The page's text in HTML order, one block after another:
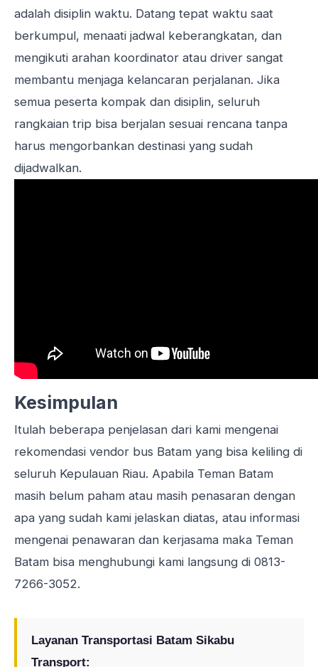
adalah disiplin waktu. Datang tepat waktu saat
berkumpul, menaati jadwal keberangkatan, dan
mengikuti arahan koordinator atau driver sangat
membantu menjaga kelancaran perjalanan. Jika
semua peserta kompak dan disiplin, seluruh
rangkaian trip bisa berjalan sesuai rencana tanpa
harus mengorbankan destinasi yang sudah
dijadwalkan.
Kesimpulan
Itulah beberapa penjelasan dari kami mengenai
rekomendasi vendor bus Batam yang bisa keliling di
seluruh Kepulauan Riau. Apabila Teman Batam
masih belum paham atau masih penasaran dengan
apa yang sudah kami jelaskan diatas, atau informasi
mengenai penawaran dan kerjasama maka Teman
Batam bisa menghubungi kami langsung di 0813-
7266-3052.
Layanan Transportasi Batam Sikabu
Transport: